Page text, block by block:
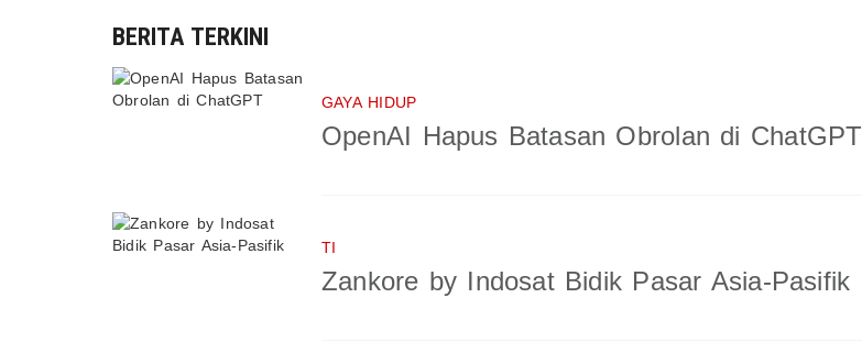
BERITA TERKINI
GAYA HIDUP
OpenAI Hapus Batasan Obrolan di ChatGPT
TI
Zankore by Indosat Bidik Pasar Asia-Pasifik